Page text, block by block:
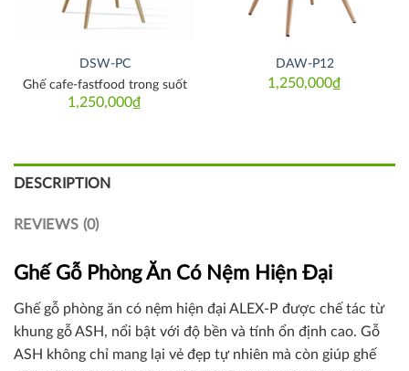
DSW-PC
1,250,000₫
Ghế cafe-fastfood trong suốt
DAW-P12
1,250,000₫
DESCRIPTION
REVIEWS (0)
Ghế Gỗ Phòng Ăn Có Nệm Hiện Đại
Ghế gỗ phòng ăn có nệm hiện đại ALEX-P được chế tác từ
khung gỗ ASH, nổi bật với độ bền và tính ổn định cao. Gỗ
ASH không chỉ mang lại vẻ đẹp tự nhiên mà còn giúp ghế